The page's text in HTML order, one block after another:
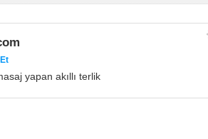
yapan akıllı terlik